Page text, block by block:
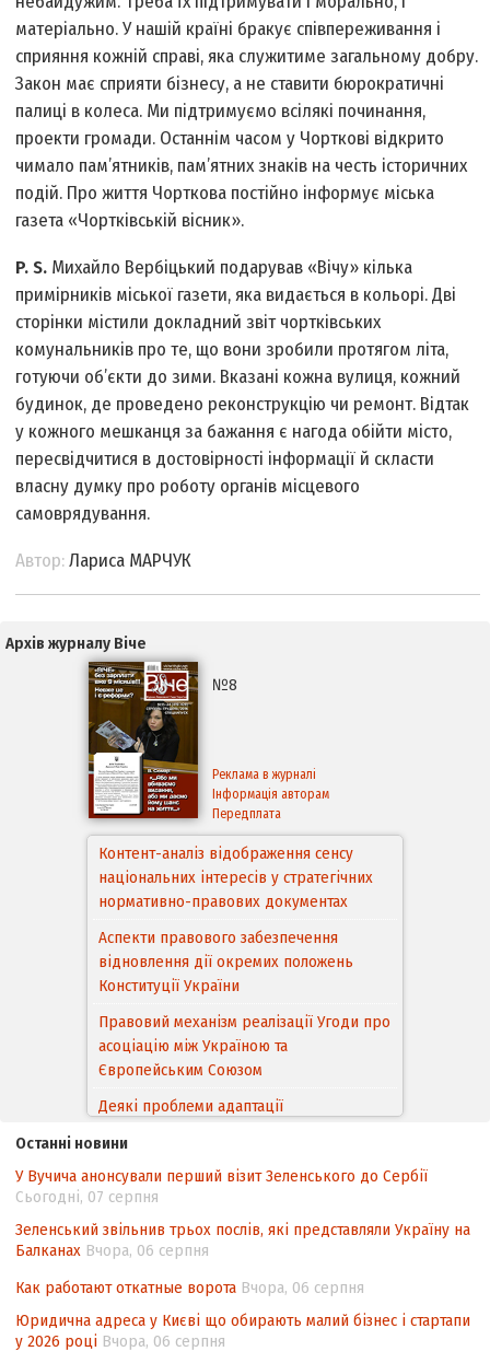
матеріально. У нашій країні бракує співпереживання і
сприяння кожній справі, яка служитиме загальному добру.
Закон має сприяти бізнесу, а не ставити бюрократичні
палиці в колеса. Ми підтримуємо всілякі починання,
проекти громади. Останнім часом у Чорткові відкрито
чимало пам’ятників, пам’ятних знаків на честь історичних
подій. Про життя Чорткова постійно інформує міська
газета «Чортківській вісник».
P. S. Михайло Вербіцький подарував «Вічу» кілька
примірників міської газети, яка видається в кольорі. Дві
сторінки містили докладний звіт чортківських
комунальників про те, що вони зробили протягом літа,
готуючи об’єкти до зими. Вказані кожна вулиця, кожний
будинок, де проведено реконструкцію чи ремонт. Відтак
у кожного мешканця за бажання є нагода обійти місто,
пересвідчитися в достовірності інформації й скласти
власну думку про роботу органів місцевого
самоврядування.
Автор:Лариса МАРЧУК
Архів журналу Віче
№8
Реклама в журналі
Інформація авторам
Передплата
Контент-аналіз відображення сенсу
національних інтересів у стратегічних
нормативно-правових документах
Аспекти правового забезпечення
відновлення дії окремих положень
Конституції України
Правовий механізм реалізації Угоди про
асоціацію між Україною та
Європейським Cоюзом
Деякі проблеми адаптації
походження товарів відповідно до
Угоди про торговельні аспекти прав
інтелектуальної власності (TRIPS) у
контексті євроінтеграції
Аналіз виборчого законодавства щодо
невизначеності механізму повторного
підрахунку голосів виборців
Інформаційна безпека суспільства
Останні новини
У Вучича анонсували перший візит Зеленського до Сербії
Сьогодні, 07 серпня
Зеленський звільнив трьох послів, які представляли Україну на
Балканах Вчора, 06 серпня
Как работают откатные ворота Вчора, 06 серпня
Юридична адреса у Києві що обирають малий бізнес і стартапи
у 2026 році Вчора, 06 серпня